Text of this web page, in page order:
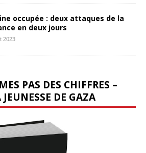
occupée : deux attaques de la
en deux jours
2023
PAS DES CHIFFRES –
DE GAZA